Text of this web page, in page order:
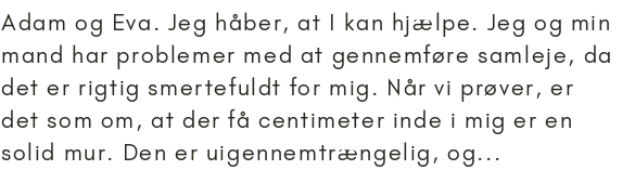
Adam og Eva. Jeg håber, at I kan hjælpe. Jeg og min
mand har problemer med at gennemføre samleje, da
det er rigtig smertefuldt for mig. Når vi prøver, er
det som om, at der få centimeter inde i mig er en
solid mur. Den er uigennemtrængelig, og...